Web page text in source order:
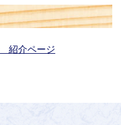
紹介ページ